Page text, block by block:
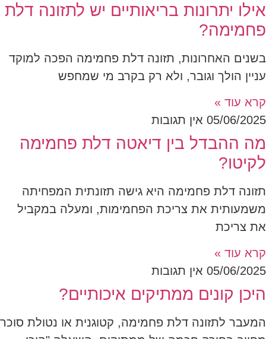
אילו יתרונות בריאותיים יש לתזונה דלת
פחמימה?
בשנים האחרונות, תזונה דלת פחמימה הפכה למוקד
עניין הולך וגובר, ולא רק בקרב מי שמחפש
קרא עוד »
05/06/2025 אין תגובות
מה ההבדל בין דיאטה דלת פחמימה
לקיטו?
תזונה דלת פחמימה היא גישה תזונתית המפחיתה
משמעותית את צריכת הפחמימות, ומעלה במקביל
את צריכת
קרא עוד »
05/06/2025 אין תגובות
היכן קונים ממתיקים איכותיים?
המעבר לתזונה דלת פחמימה, קטוגנית או נטולת סוכר